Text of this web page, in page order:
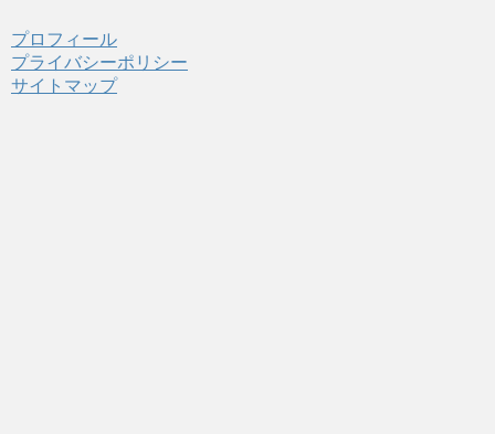
プロフィール
プライバシーポリシー
サイトマップ